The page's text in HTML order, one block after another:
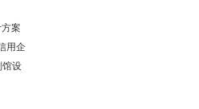
案
用企
馆设